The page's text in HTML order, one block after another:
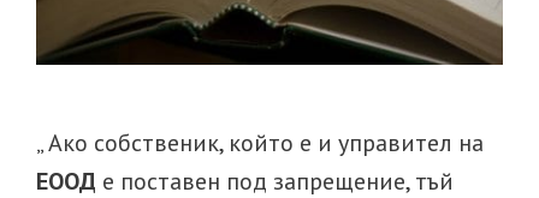
закона
„ Ако собственик, който е и управител на
ЕООД е поставен под запрещение, тъй